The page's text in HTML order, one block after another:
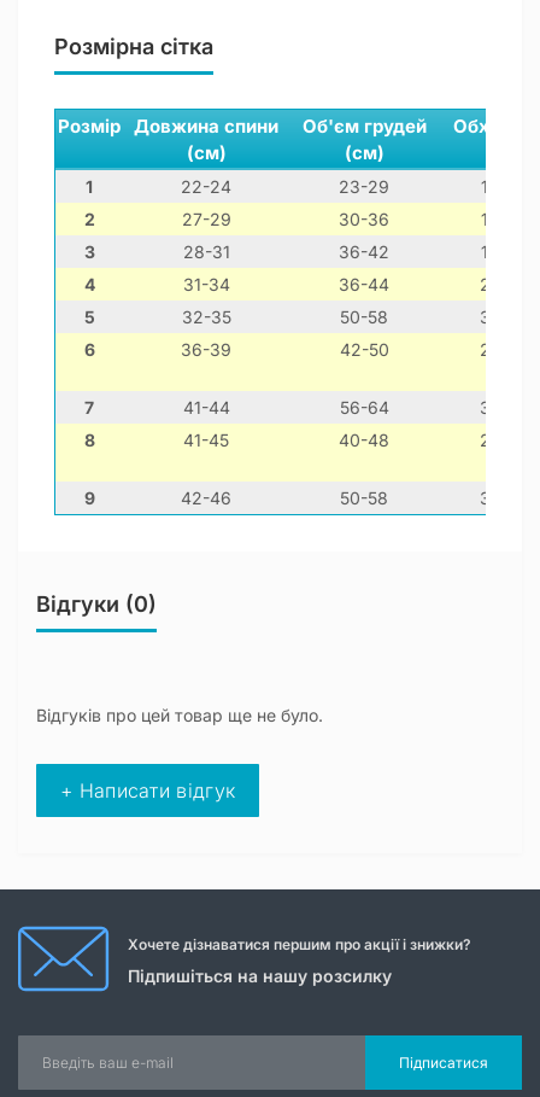
Розмірна сітка
Розмір Довжина спини
(см)
Об'єм грудей
(см)
Обхват
1 22-24 23-29
12-22
2
27-29 30-36
16-26
3
28-31 36-42
18-28
4
31-34 36-44
22-32
5
32-35 50-58
30-40
6
36-39 42-50 26-36
7 41-44 56-64
36-46
8
41-45 40-48 26-36
9 42-46 50-58 32-42
Відгуки (0)
Відгуків про цей товар ще не було.
+ Написати відгук
Хочете дізнаватися першим про акції і знижки?
Підпишіться на нашу розсилку
Підписатися